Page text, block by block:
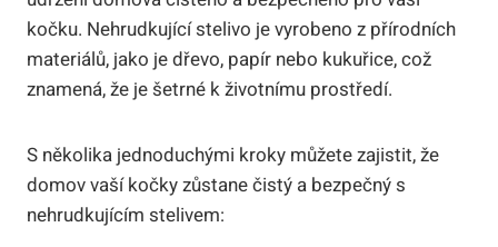
kočku. Nehrudkující stelivo je vyrobeno z přírodních
materiálů, jako je dřevo, papír nebo kukuřice, což
znamená, že je šetrné k životnímu prostředí.
S několika jednoduchými kroky můžete zajistit, že
domov vaší kočky zůstane čistý a bezpečný s
nehrudkujícím stelivem: